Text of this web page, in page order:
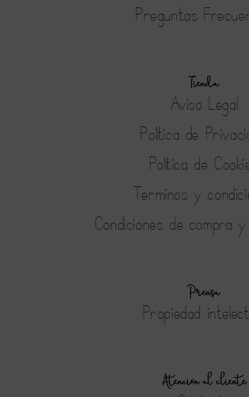
Preguntas
Tienda
Aviso Legal
Política de
Política de
Terminos y
Condiciones de compra
Prensa
Propiedad
Atención al cliente